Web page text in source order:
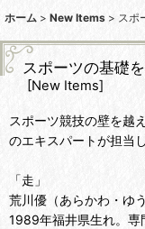
ホーム > New Items > スポ
スポーツの基礎
[New Items]
スポーツ競技の壁を越
のエキスパートが担当し
「走」
荒川優（あらかわ・ゆう
1989年福井県生れ。専